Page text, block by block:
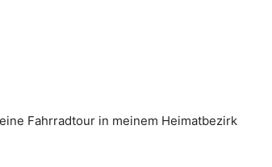
Fahrradtour in meinem Heimatbezirk